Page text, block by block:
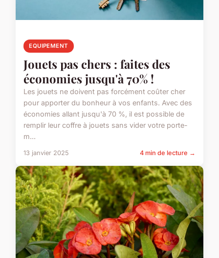
EQUIPEMENT
Jouets pas chers : faites des
économies jusqu'à 70% !
Les jouets ne doivent pas forcément coûter cher
pour apporter du bonheur à vos enfants. Avec des
économies allant jusqu'à 70 %, il est possible de
remplir leur coffre à jouets sans vider votre porte-
m...
13 janvier 2025 4 min de lecture →